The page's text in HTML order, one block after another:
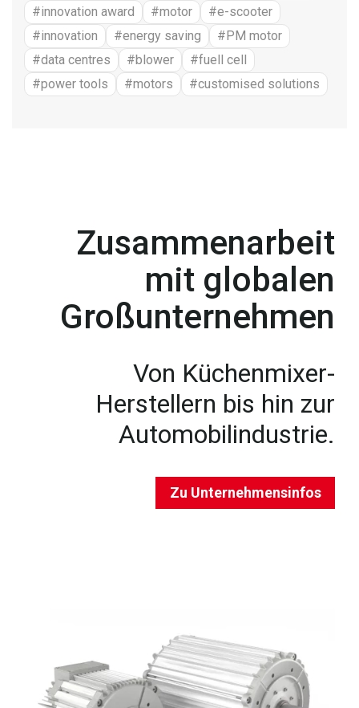
#innovation award
#motor
#e-scooter
#innovation
#energy saving
#PM motor
#data centres
#blower
#fuell cell
#power tools
#motors #customised solutions
Zusammenarbeit
mit globalen
Großunternehmen
Von Küchenmixer-
Herstellern bis hin zur
Automobilindustrie.
Zu Unternehmensinfos